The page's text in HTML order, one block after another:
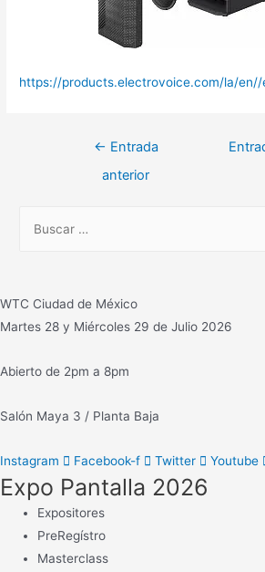
https://products.electrovoice.com/la/
Navegación
← Entrada
anterior
WTC Ciudad de México
Martes 28 y Miércoles 29 de Julio 2026
Abierto de 2pm a 8pm
Salón Maya 3 / Planta Baja
Instagram Facebook-f Twitter Youtube
Expo Pantalla 2026
Expositores
PreRegístro
Masterclass